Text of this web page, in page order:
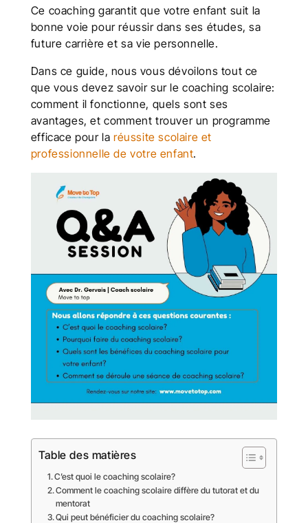
Ce coaching garantit que votre enfant suit la
bonne voie pour réussir dans ses études, sa
future carrière et sa vie personnelle.
Dans ce guide, nous vous dévoilons tout ce
que vous devez savoir sur le coaching scolaire:
comment il fonctionne, quels sont ses
avantages, et comment trouver un programme
efficace pour la réussite scolaire et
professionnelle de votre enfant.
Table des matières
C’est quoi le coaching scolaire?
Comment le coaching scolaire diffère du tutorat et du
mentorat
Qui peut bénéficier du coaching scolaire?